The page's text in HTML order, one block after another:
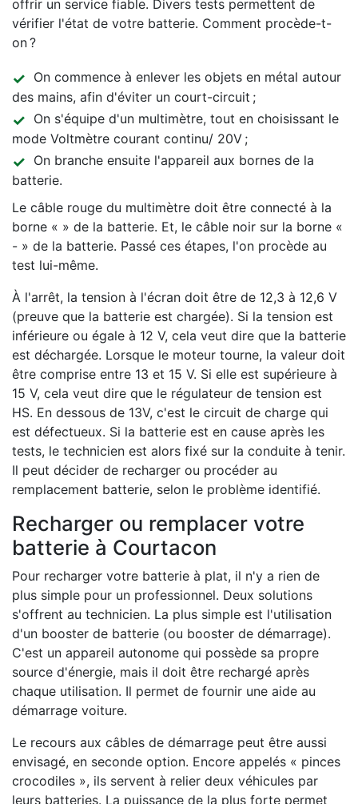
offrir un service fiable. Divers tests permettent de
vérifier l'état de votre batterie. Comment procède-t-
on ?
On commence à enlever les objets en métal autour
des mains, afin d'éviter un court-circuit ;
On s'équipe d'un multimètre, tout en choisissant le
mode Voltmètre courant continu/ 20V ;
On branche ensuite l'appareil aux bornes de la
batterie.
Le câble rouge du multimètre doit être connecté à la
borne « » de la batterie. Et, le câble noir sur la borne «
- » de la batterie. Passé ces étapes, l'on procède au
test lui-même.
À l'arrêt, la tension à l'écran doit être de 12,3 à 12,6 V
(preuve que la batterie est chargée). Si la tension est
inférieure ou égale à 12 V, cela veut dire que la batterie
est déchargée. Lorsque le moteur tourne, la valeur doit
être comprise entre 13 et 15 V. Si elle est supérieure à
15 V, cela veut dire que le régulateur de tension est
HS. En dessous de 13V, c'est le circuit de charge qui
est défectueux. Si la batterie est en cause après les
tests, le technicien est alors fixé sur la conduite à tenir.
Il peut décider de recharger ou procéder au
remplacement batterie, selon le problème identifié.
Recharger ou remplacer votre
batterie à Courtacon
Pour recharger votre batterie à plat, il n'y a rien de
plus simple pour un professionnel. Deux solutions
s'offrent au technicien. La plus simple est l'utilisation
d'un booster de batterie (ou booster de démarrage).
C'est un appareil autonome qui possède sa propre
source d'énergie, mais il doit être rechargé après
chaque utilisation. Il permet de fournir une aide au
démarrage voiture.
Le recours aux câbles de démarrage peut être aussi
envisagé, en seconde option. Encore appelés « pinces
crocodiles », ils servent à relier deux véhicules par
leurs batteries. La puissance de la plus forte permet